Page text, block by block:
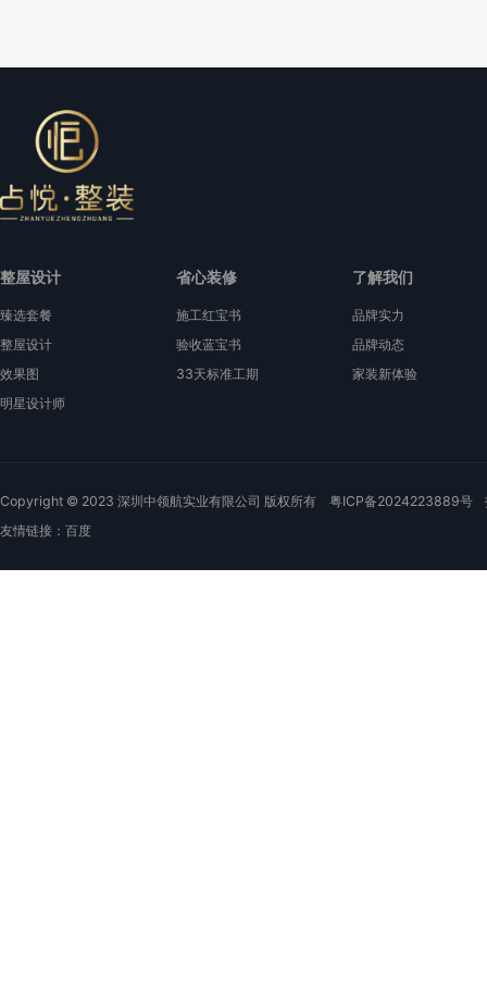
整屋设计
臻选套餐
整屋设计
效果图
明星设计师
省心装修
施工红宝书
验收蓝宝书
33天标准工期
了解我们
品牌实力
品牌动态
家装新体验
Copyright © 2023 深圳中领航实业有限公司 版权所有 粤ICP备2024223889号
友情链接： 百度